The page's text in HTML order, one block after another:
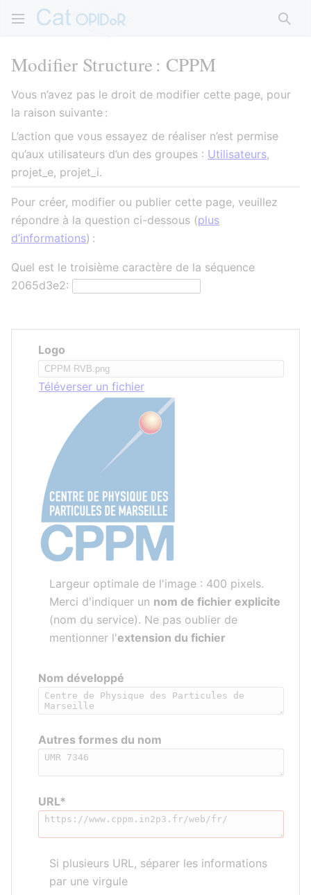
Modifier Structure : CPPM
Vous n’avez pas le droit de modifier cette page, pour
la raison suivante :
L’action que vous essayez de réaliser n’est permise
qu’aux utilisateurs d’un des groupes : Utilisateurs,
projet_e, projet_i.
Pour créer, modifier ou publier cette page, veuillez
répondre à la question ci-dessous (plus
d’informations) :
Quel est le troisième caractère de la séquence
2065d3e2:
Logo
Téléverser un fichier
Largeur optimale de l'image : 400 pixels.
Merci d'indiquer un nom de fichier explicite
(nom du service). Ne pas oublier de
mentionner l'extension du fichier
Nom développé
Autres formes du nom
URL*
Si plusieurs URL, séparer les informations
par une virgule